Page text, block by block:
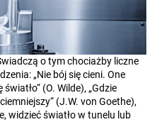
o tym chociażby liczne
„Nie bój się cieni. One
(O. Wilde), „Gdzie
(J.W. von Goethe),
widzieć światło w tunelu lub